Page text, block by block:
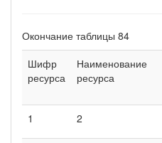
Окончание таблицы 84
Шифр
ресурса
Наименование
ресурса
1 2